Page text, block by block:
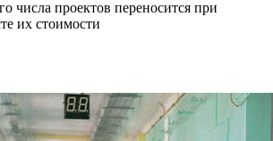
числа проектов переносится при
их стоимости